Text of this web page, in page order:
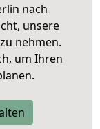
nach
unsere
nehmen.
um Ihren